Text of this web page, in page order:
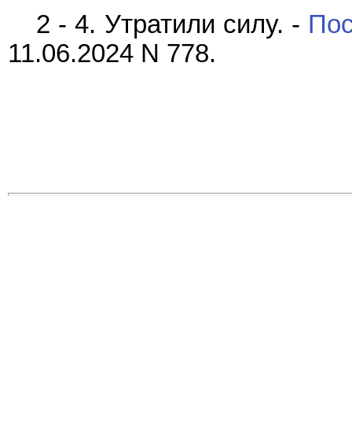
2 - 4. Утратили силу. -
11.06.2024 N 778.